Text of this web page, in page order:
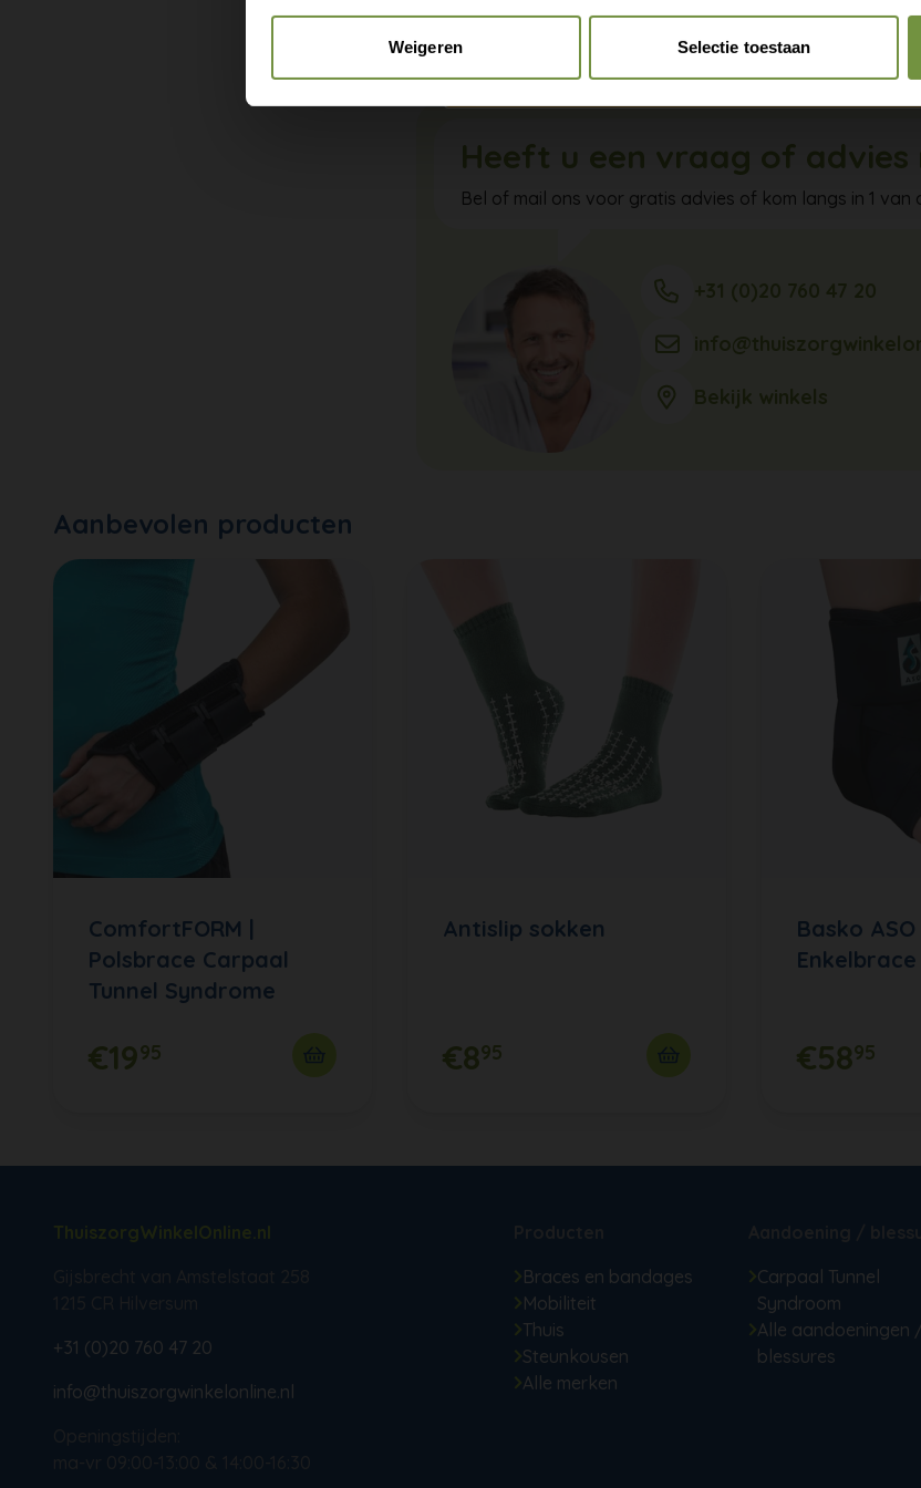
Weigeren Selectie toestaan
Heeft u een vraag of advies
Bel of mail ons voor gratis advies of kom langs in 1 van
+31 (0)20 760 47 20
Bekijk winkels
Aanbevolen producten
ComfortFORM |
Polsbrace Carpaal
Tunnel Syndrome
€1995
Antislip sokken
€895
Basko ASO
Enkelbrace
€5895
+31 (0)20 760 47 20
info@thuiszorgwinkelonline.nl
Braces en bandages
Mobiliteit
Thuis
Steunkousen
Alle merken
Carpaal Tunnel
Syndroom
Alle aandoeningen
blessures
Claim gratis verzending